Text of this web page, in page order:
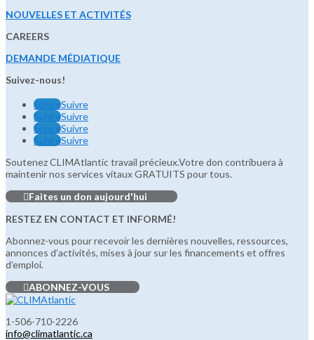
NOUVELLES ET ACTIVITÉS
CAREERS
DEMANDE MÉDIATIQUE
Suivez-nous!
SuivreSuivre
SuivreSuivre
SuivreSuivre
SuivreSuivre
Soutenez CLIMAtlantic travail précieux.Votre don contribuera à
maintenir nos services vitaux GRATUITS pour tous.
Faites un don aujourd'hui
RESTEZ EN CONTACT ET INFORMÉ!
Abonnez-vous pour recevoir les dernières nouvelles, ressources,
annonces d’activités, mises à jour sur les financements et offres
d’emploi.
ABONNEZ-VOUS
1-506-710-2226
info@climatlantic.ca